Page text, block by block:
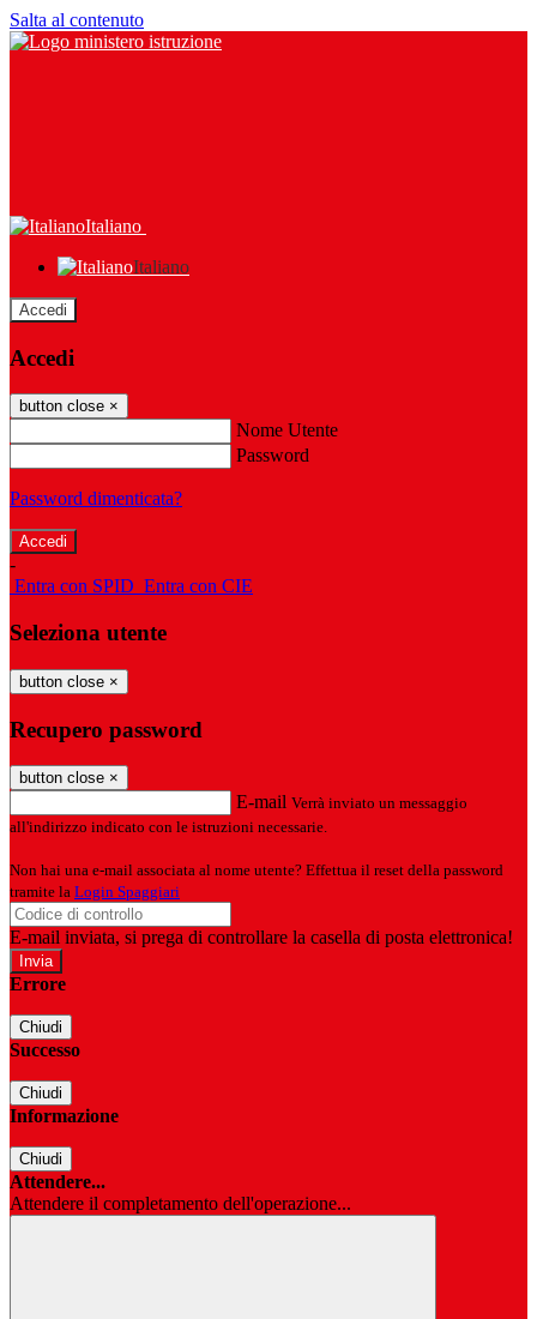
Salta al contenuto
Italiano
Italiano
Accedi
Accedi
button close ×
Nome Utente
Password
Password dimenticata?
-
Entra con SPID Entra con CIE
Seleziona utente
button close ×
Recupero password
button close ×
E-mail Verrà inviato un messaggio
all'indirizzo indicato con le istruzioni necessarie.
Non hai una e-mail associata al nome utente? Effettua il reset della password
tramite la Login Spaggiari
E-mail inviata, si prega di controllare la casella di posta elettronica!
Errore
Chiudi
Successo
Chiudi
Informazione
Chiudi
Attendere...
Attendere il completamento dell'operazione...